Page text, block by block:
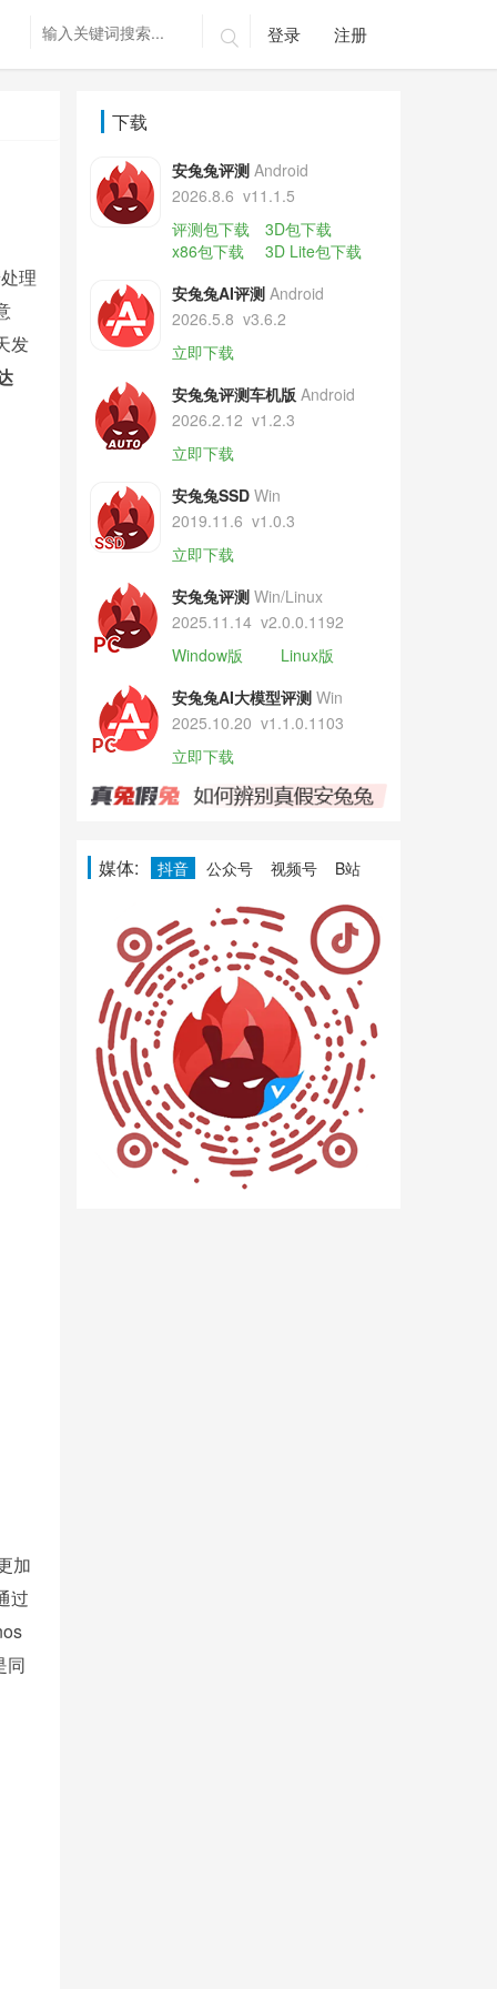
 登录 注册
理
发
加
过
同
下载
安兔兔评测 Android
2026.8.6 v11.1.5
评测包下载
3D包下载
x86包下载
3D Lite包下载
安兔兔AI评测 Android
2026.5.8 v3.6.2
立即下载
安兔兔评测车机版 Android
2026.2.12 v1.2.3
立即下载
安兔兔SSD Win
2019.11.6 v1.0.3
立即下载
安兔兔评测 Win/Linux
2025.11.14 v2.0.0.1192
Window版
Linux版
安兔兔AI大模型评测 Win
2025.10.20 v1.1.0.1103
立即下载
媒体: 抖音 公众号 视频号 B站